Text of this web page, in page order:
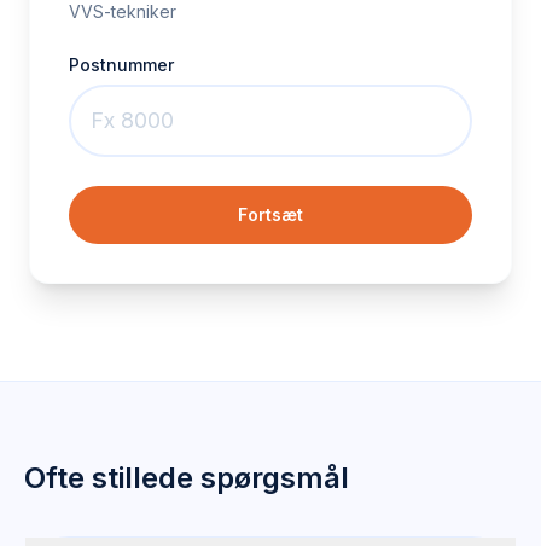
VVS-tekniker
Postnummer
Fortsæt
Ofte stillede spørgsmål